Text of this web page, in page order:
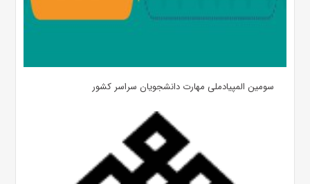
سومین المپیادملی مهارت دانشجویان سراسر کشور